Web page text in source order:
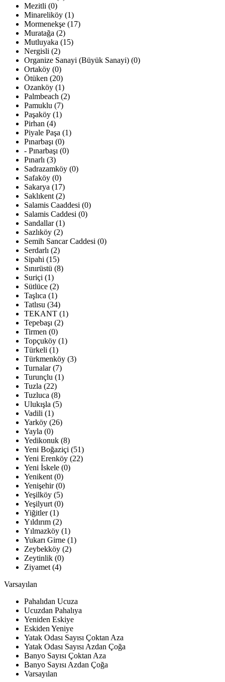
Mezitli (0)
Minareliköy (1)
Mormenekşe (17)
Muratağa (2)
Mutluyaka (15)
Nergisli (2)
Organize Sanayi (Büyük Sanayi) (0)
Ortaköy (0)
Ötüken (20)
Ozanköy (1)
Palmbeach (2)
Pamuklu (7)
Paşaköy (1)
Pirhan (4)
Piyale Paşa (1)
Pınarbaşı (0)
- Pınarbaşı (0)
Pınarlı (3)
Sadrazamköy (0)
Safaköy (0)
Sakarya (17)
Saklıkent (2)
Salamis Caaddesi (0)
Salamis Caddesi (0)
Sandallar (1)
Sazlıköy (2)
Semih Sancar Caddesi (0)
Serdarlı (2)
Sipahi (15)
Sınırüstü (8)
Suriçi (1)
Sütlüce (2)
Taşlıca (1)
Tatlısu (34)
TEKANT (1)
Tepebaşı (2)
Tirmen (0)
Topçuköy (1)
Türkeli (1)
Türkmenköy (3)
Turnalar (7)
Turunçlu (1)
Tuzla (22)
Tuzluca (8)
Ulukışla (5)
Vadili (1)
Yarköy (26)
Yayla (0)
Yedikonuk (8)
Yeni Boğaziçi (51)
Yeni Erenköy (22)
Yeni İskele (0)
Yenikent (0)
Yenişehir (0)
Yeşilköy (5)
Yeşilyurt (0)
Yiğitler (1)
Yıldırım (2)
Yılmazköy (1)
Yukarı Girne (1)
Zeybekköy (2)
Zeytinlik (0)
Ziyamet (4)
Varsayılan
Pahalıdan Ucuza
Ucuzdan Pahalıya
Yeniden Eskiye
Eskiden Yeniye
Yatak Odası Sayısı Çoktan Aza
Yatak Odası Sayısı Azdan Çoğa
Banyo Sayısı Çoktan Aza
Banyo Sayısı Azdan Çoğa
Varsayılan